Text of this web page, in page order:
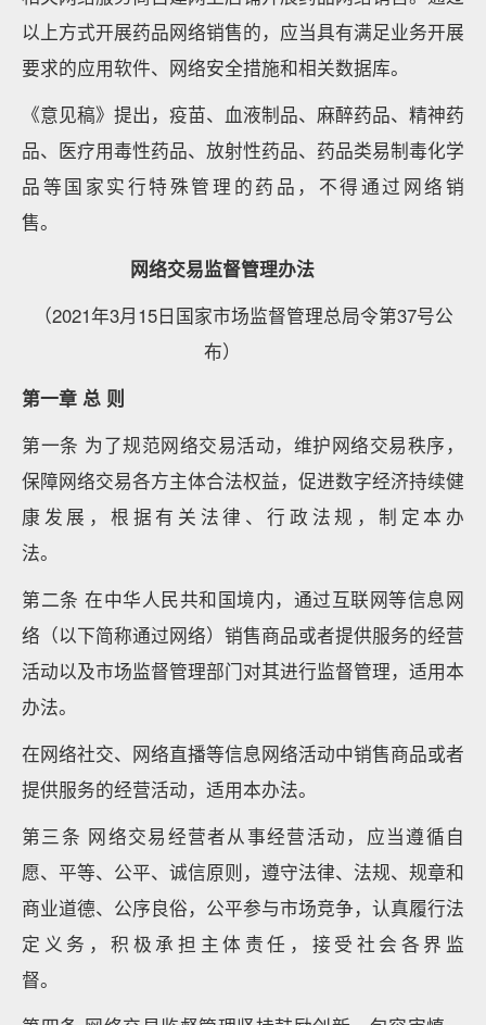
以上方式开展药品网络销售的，应当具有满足业务开展
要求的应用软件、网络安全措施和相关数据库。
《意见稿》提出，疫苗、血液制品、麻醉药品、精神药
品、医疗用毒性药品、放射性药品、药品类易制毒化学
品等国家实行特殊管理的药品，不得通过网络销
售。
网络交易监督管理办法
（2021年3月15日国家市场监督管理总局令第37号公
布）
第一章 总 则
第一条 为了规范网络交易活动，维护网络交易秩序，
保障网络交易各方主体合法权益，促进数字经济持续健
康发展，根据有关法律、行政法规，制定本办
法。
第二条 在中华人民共和国境内，通过互联网等信息网
络（以下简称通过网络）销售商品或者提供服务的经营
活动以及市场监督管理部门对其进行监督管理，适用本
办法。
在网络社交、网络直播等信息网络活动中销售商品或者
提供服务的经营活动，适用本办法。
第三条 网络交易经营者从事经营活动，应当遵循自
愿、平等、公平、诚信原则，遵守法律、法规、规章和
商业道德、公序良俗，公平参与市场竞争，认真履行法
定义务，积极承担主体责任，接受社会各界监
督。